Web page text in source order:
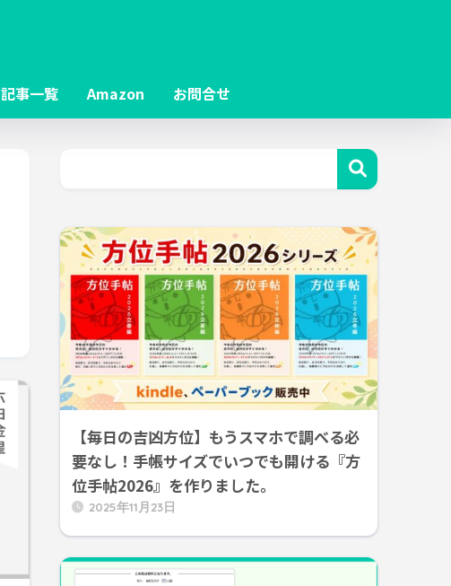
記事一覧 Amazon お問合せ
【毎日の吉凶方位】もうスマホで調べる必
要なし！手帳サイズでいつでも開ける『方
位手帖2026』を作りました。
2025年11月23日